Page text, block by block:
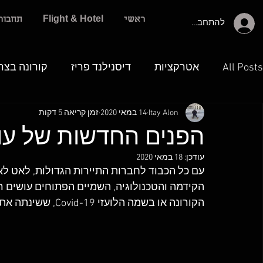
להתחברות ראשי Flight & Hotel
All Posts אטרקציות דיסנילנד פריז קורונה
הפנים החדשות של
Itay Alon 14 במאי 2020 זמן קריאה 5 דקות
עודכן: 18 במאי 2020
עם כל הכבוד לחברות התיירות הגדולות, לאט
הקידמה והטכנולוגיה, השמיים הפתוחים
הקורונה או בשמה הלועזי Covid-19, ששינתה את כל כללי המשחק בענף הזה וללקוח זה עושה רק טוב.